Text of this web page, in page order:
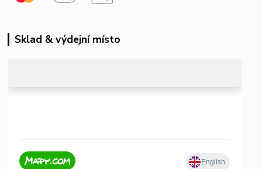
Sklad & výdejní místo